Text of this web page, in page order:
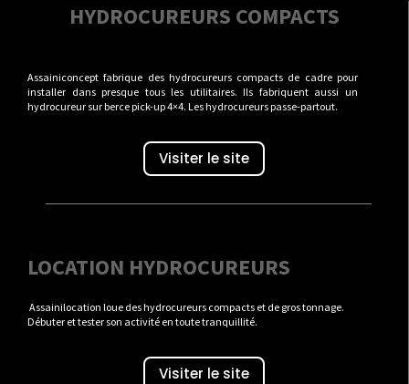
HYDROCUREURS COMPACTS
Assainiconcept fabrique des hydrocureurs compacts de cadre pour
installer dans presque tous les utilitaires. Ils fabriquent aussi un
hydrocureur sur berce pick-up 4×4. Les hydrocureurs passe-partout.
Visiter le site
LOCATION HYDROCUREURS
Assainilocation loue des hydrocureurs compacts et de gros tonnage.
Débuter et tester son activité en toute tranquillité.
Visiter le site